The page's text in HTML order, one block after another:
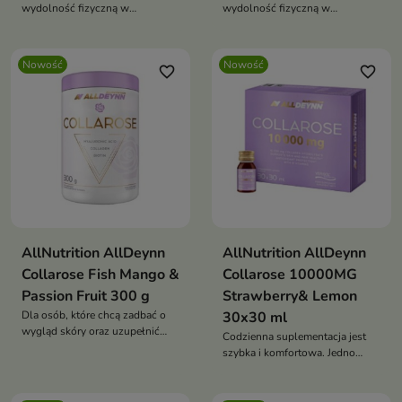
wydolność fizyczną w
jak trening siłowy, sprinty czy
ćwiczenia wymagające dużej
intensywności.
wydolność fizyczną w
intensywnych ćwiczeń.
Nowość favorite_border
AllNutrition AllDeynn
Collarose Fish Mango &
Passion Fruit 300 g
Dla osób, które chcą zadbać o
wygląd skóry oraz uzupełnić
Nowość favorite_border
AllNutrition AllDeynn
Collarose 10000MG
Strawberry& Lemon
30x30 ml
Codzienna suplementacja jest
szybka i komfortowa. Jedno